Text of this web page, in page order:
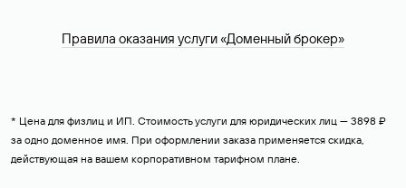
Правила оказания услуги «Доменный брокер»
* Цена для физлиц и ИП. Стоимость услуги для юридических лиц — 3898 ₽
за одно доменное имя. При оформлении заказа применяется скидка,
действующая на вашем корпоративном тарифном плане.